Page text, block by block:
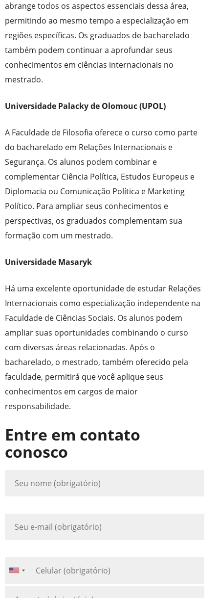
abrange todos os aspectos essenciais dessa área,
permitindo ao mesmo tempo a especialização em
regiões específicas. Os graduados de bacharelado
também podem continuar a aprofundar seus
conhecimentos em ciências internacionais no
mestrado.
Universidade Palacky de Olomouc (UPOL)
A Faculdade de Filosofia oferece o curso como parte
do bacharelado em Relações Internacionais e
Segurança. Os alunos podem combinar e
complementar Ciência Política, Estudos Europeus e
Diplomacia ou Comunicação Política e Marketing
Político. Para ampliar seus conhecimentos e
perspectivas, os graduados complementam sua
formação com um mestrado.
Universidade Masaryk
Há uma excelente oportunidade de estudar Relações
Internacionais como especialização independente na
Faculdade de Ciências Sociais. Os alunos podem
ampliar suas oportunidades combinando o curso
com diversas áreas relacionadas. Após o
bacharelado, o mestrado, também oferecido pela
faculdade, permitirá que você aplique seus
conhecimentos em cargos de maior
responsabilidade.
Entre em contato
conosco